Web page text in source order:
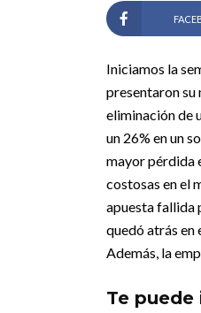
Iniciamos la
presentaron su
eliminación de
un 26% en un
mayor pérdida
costosas en el
apuesta fallida
quedó atrás en
Además, la
Te puede